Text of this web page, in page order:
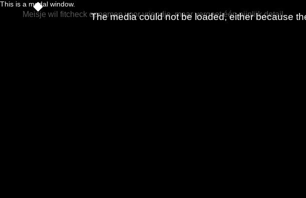
This is a modal window.
The media could not be loaded, either because
Meisje wil fitcheck opnemen voor vriendje, maar vergeet één pijnlijk detail